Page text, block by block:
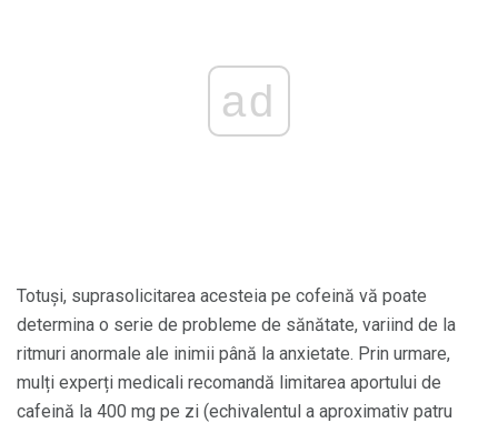
ad
Totuși, suprasolicitarea acesteia pe cofeină vă poate
determina o serie de probleme de sănătate, variind de la
ritmuri anormale ale inimii până la anxietate. Prin urmare,
mulți experți medicali recomandă limitarea aportului de
cafeină la 400 mg pe zi (echivalentul a aproximativ patru